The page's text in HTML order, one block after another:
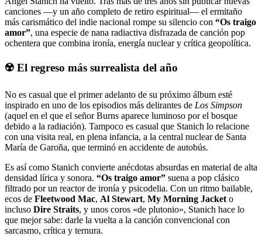
canciones —y un año completo de retiro espiritual— el ermitaño
más carismático del indie nacional rompe su silencio con “Os traigo
amor”, una especie de nana radiactiva disfrazada de canción pop
ochentera que combina ironía, energía nuclear y crítica geopolítica.
☢️ El regreso más surrealista del año
No es casual que el primer adelanto de su próximo álbum esté
inspirado en uno de los episodios más delirantes de Los Simpson
(aquel en el que el señor Burns aparece luminoso por el bosque
debido a la radiación). Tampoco es casual que Stanich lo relacione
con una visita real, en plena infancia, a la central nuclear de Santa
María de Garoña, que terminó en accidente de autobús.
Es así como Stanich convierte anécdotas absurdas en material de alta
densidad lírica y sonora. “Os traigo amor” suena a pop clásico
filtrado por un reactor de ironía y psicodelia. Con un ritmo bailable,
ecos de Fleetwood Mac, Al Stewart, My Morning Jacket o
incluso Dire Straits, y unos coros «de plutonio», Stanich hace lo
que mejor sabe: darle la vuelta a la canción convencional con
sarcasmo, crítica y ternura.